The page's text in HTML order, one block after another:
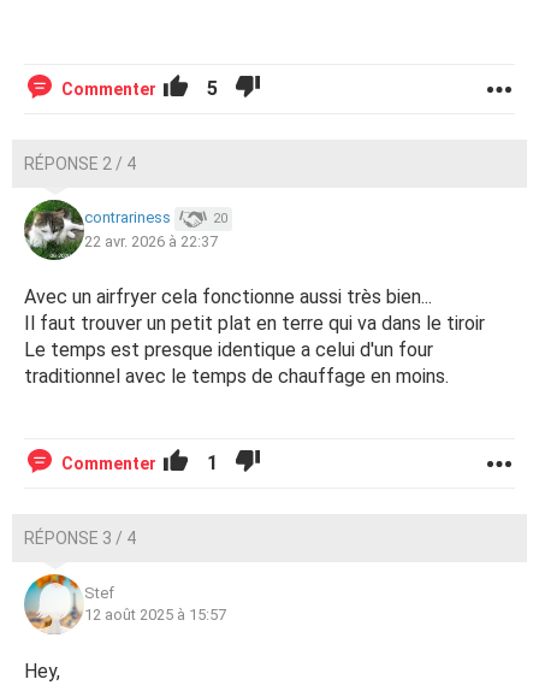
Commenter 5
RÉPONSE 2 / 4
contrariness 20
22 avr. 2026 à 22:37
Avec un airfryer cela fonctionne aussi très bien...
Il faut trouver un petit plat en terre qui va dans le tiroir
Le temps est presque identique a celui d'un four
traditionnel avec le temps de chauffage en moins.
Commenter 1
RÉPONSE 3 / 4
Stef
12 août 2025 à 15:57
Hey,